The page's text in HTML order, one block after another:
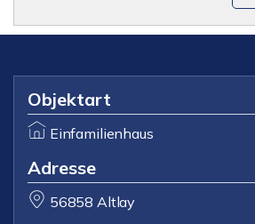
Objektart
Einfamilienhaus
Adresse
56858 Altlay